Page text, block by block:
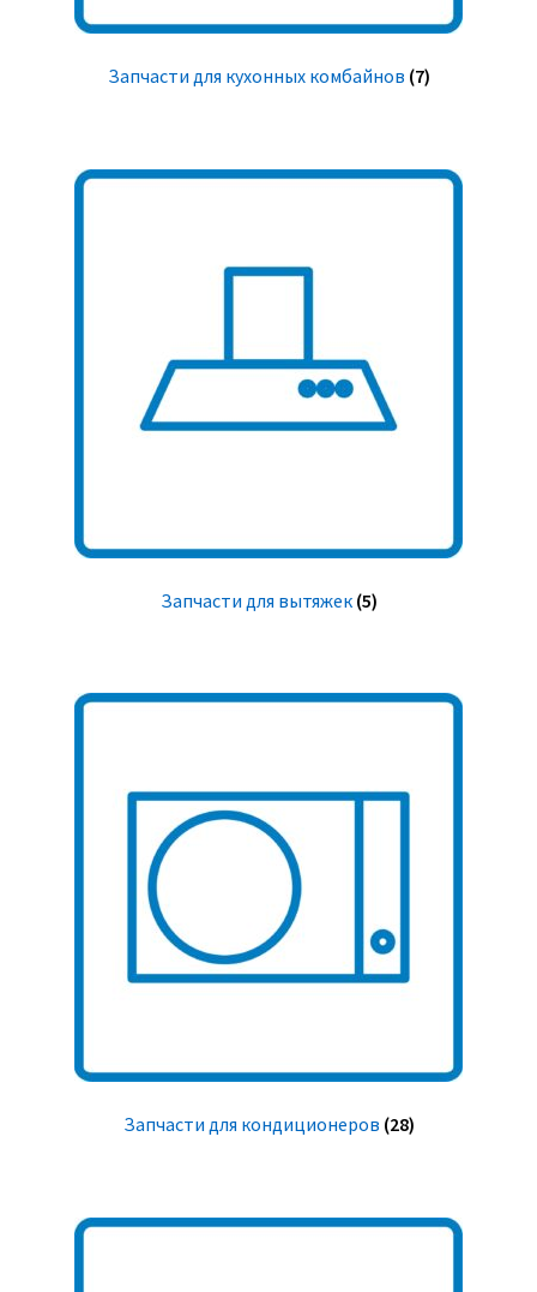
Запчасти для кухонных комбайнов (7)
Запчасти для вытяжек (5)
Запчасти для кондиционеров (28)